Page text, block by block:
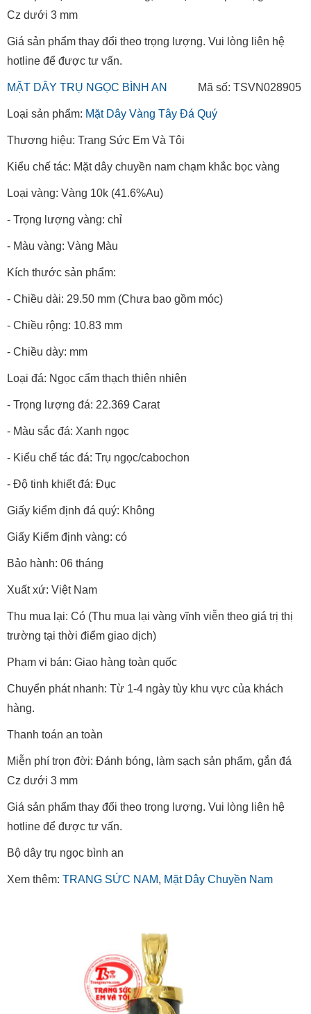
Cz dưới 3 mm
Giá sản phẩm thay đổi theo trọng lượng. Vui lòng liên hệ
hotline để được tư vấn.
MẶT DÂY TRỤ NGỌC BÌNH AN Mã số: TSVN028905
Loại sản phẩm: Mặt Dây Vàng Tây Đá Quý
Thương hiệu: Trang Sức Em Và Tôi
Kiểu chế tác: Mặt dây chuyền nam chạm khắc bọc vàng
Loại vàng: Vàng 10k (41.6%Au)
- Trọng lượng vàng: chỉ
- Màu vàng: Vàng Màu
Kích thước sản phẩm:
- Chiều dài: 29.50 mm (Chưa bao gồm móc)
- Chiều rộng: 10.83 mm
- Chiều dày: mm
Loại đá: Ngọc cẩm thạch thiên nhiên
- Trọng lượng đá: 22.369 Carat
- Màu sắc đá: Xanh ngọc
- Kiểu chế tác đá: Trụ ngọc/cabochon
- Độ tinh khiết đá: Đục
Giấy kiểm định đá quý: Không
Giấy Kiểm định vàng: có
Bảo hành: 06 tháng
Xuất xứ: Việt Nam
Thu mua lại: Có (Thu mua lại vàng vĩnh viễn theo giá trị thị
trường tại thời điểm giao dịch)
Phạm vi bán: Giao hàng toàn quốc
Chuyển phát nhanh: Từ 1-4 ngày tùy khu vực của khách
hàng.
Thanh toán an toàn
Miễn phí trọn đời: Đánh bóng, làm sạch sản phẩm, gắn đá
Cz dưới 3 mm
Giá sản phẩm thay đổi theo trọng lượng. Vui lòng liên hệ
hotline để được tư vấn.
Bộ dây trụ ngọc bình an
Xem thêm: TRANG SỨC NAM, Mặt Dây Chuyền Nam